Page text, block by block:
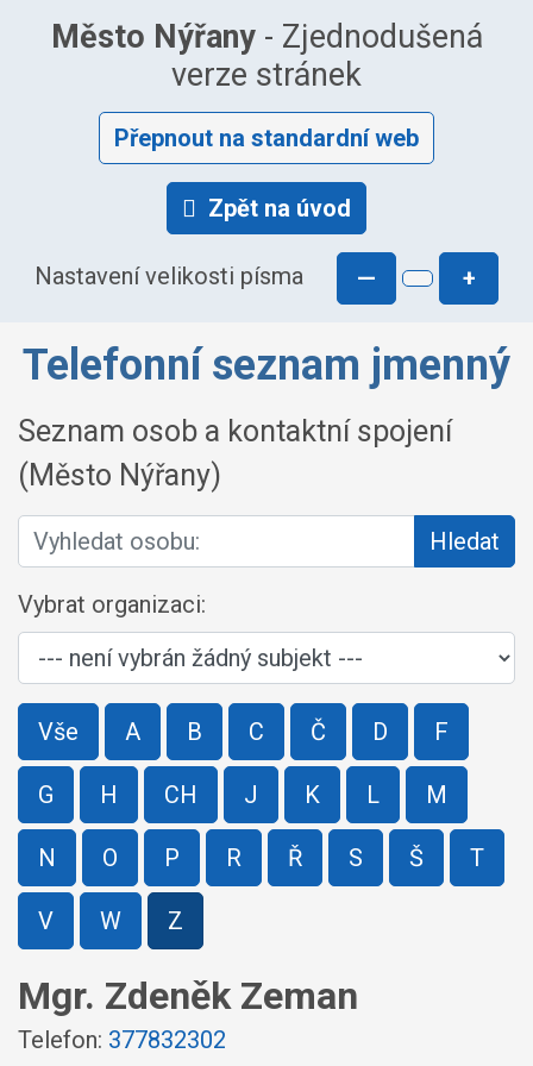
Město Nýřany- Zjednodušená
verze stránek
Přepnout na standardní web
Zpět na úvod
Nastavení velikosti písma — +
Telefonní seznam jmenný
Seznam osob a kontaktní spojení
(Město Nýřany)
Vyhledat osobu: Hledat
Vybrat organizaci:
Vše A B C Č D F
G H CH J K L M
N O P R Ř S Š T
V W Z
Mgr. Zdeněk Zeman
Telefon: 377832302